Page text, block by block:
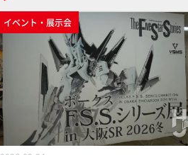
イベント・展示会